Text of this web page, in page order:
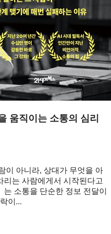
움직이는 소통의 심리
이 아니라, 상대가 무엇을 아
리는 사람에게서 시작된다고
소통을 단순한 정보 전달이
이...